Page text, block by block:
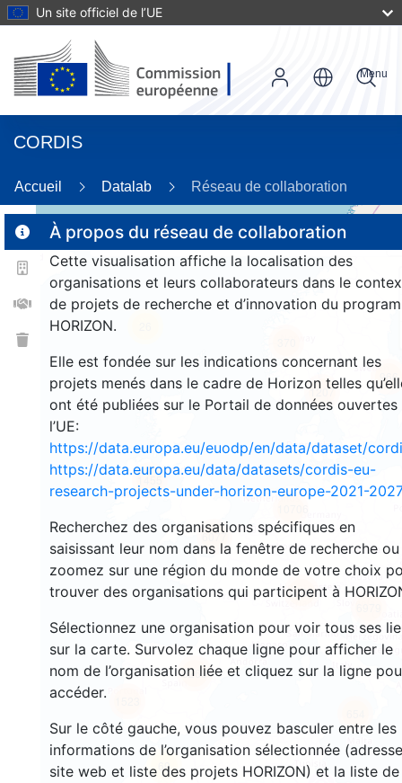
Un site officiel de l’UE
CORDIS
Menu
Accueil Datalab Réseau de collaboration
À propos du réseau de collaboration
Cette visualisation affiche la localisation des
organisations et leurs collaborateurs dans le
de projets de recherche et d’innovation du
HORIZON.
Elle est fondée sur les indications concernant les
projets menés dans le cadre de Horizon telles
ont été publiées sur le Portail de données ouvertes
l’UE:
https://data.europa.eu/euodp/en/data/dataset/
https://data.europa.eu/data/datasets/cordis-eu-
research-projects-under-horizon-europe-2021-2027
Recherchez des organisations spécifiques en
saisissant leur nom dans la fenêtre de recherche ou
zoomez sur une région du monde de votre choix
trouver des organisations qui participent à
Sélectionnez une organisation pour voir tous ses
sur la carte. Survolez chaque ligne pour afficher le
nom de l’organisation liée et cliquez sur la ligne
accéder.
Sur le côté gauche, vous pouvez basculer entre les
informations de l’organisation sélectionnée
site web et liste des projets HORIZON) et la liste de
69
1207
966
1455
6077
6263
9004